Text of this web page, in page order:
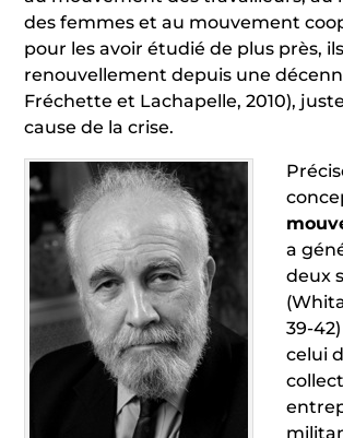
des femmes et au mouvement
pour les avoir étudié de plus près,
renouvellement depuis une
Fréchette et Lachapelle, 2010),
cause de la crise.
a
deux
39-
celui